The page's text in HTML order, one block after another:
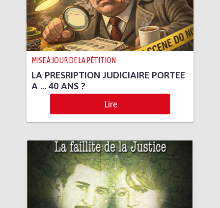
MISE À JOUR DE LA PÉTITION
LA PRESRIPTION JUDICIAIRE PORTEE
A … 40 ANS ?
Lire